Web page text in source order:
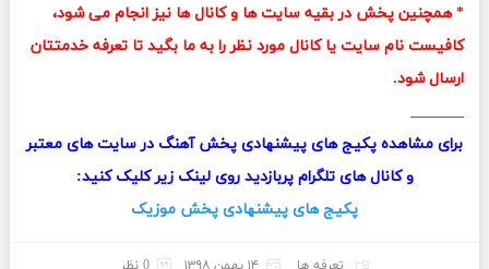
* همچنین پخش در بقیه سایت ها و کانال ها نیز انجام می شود،
کافیست نام سایت یا کانال مورد نظر را به ما بگید تا تعرفه خدمتتان
ارسال شود.
_______
برای مشاهده پکیج های پیشنهادی پخش آهنگ در سایت های معتبر
و کانال های تلگرام پربازدید روی لینک زیر کلیک کنید:
پکیج های پیشنهادی پخش موزیک